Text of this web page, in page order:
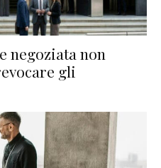
negoziata non
gli